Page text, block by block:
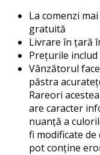
La comenzi
gratuită
Livrare în țară
Prețurile includ
Vânzătorul
păstra
Rareori
are caracter
nuanță a
fi modificate
pot conține